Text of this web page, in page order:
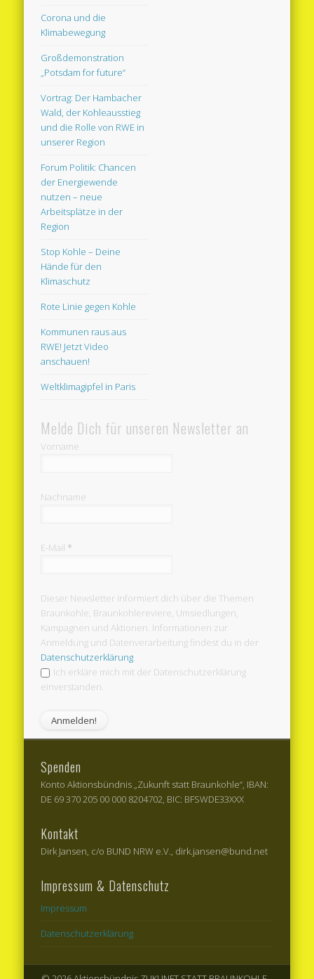
Corona und die
Klimabewegung
Großdemonstration
„Potsdam for future“
Vortrag: Der Hambacher
Wald, der Kohleausstieg
und die Rolle von RWE in
unserer Region
Forum Politik: Chancen
der Energiewende
nutzen – neue
Arbeitsplätze in der
Region
Stop Kohle – Deine
Hände für den
Klimaschutz
Rote Linie gegen Kohle
Kommunen raus aus
RWE! Jetzt Video
anschauen!
Weltklimagipfel in Paris
Melde Dich für unseren Newsletter an
Vorname
Nachname
E-Mail *
Dieser Newsletter informiert dich über die Themen
Braunkohle, Braunkohlereviere, Umsiedlungen,
Kampagnen und Aktionen. Informationen zur
Anmeldung und Datenverarbeitung findest du in der
Datenschutzerklärung.
Ich erkläre mich mit der Datenschutzerklärung
einverstanden.
Spenden
Konto Aktionsbündnis „Zukunft statt Braunkohle“, IBAN:
DE 69 370 205 00 000 8204702, BIC: BFSWDE33XXX
Kontakt
Dirk Jansen, c/o BUND NRW e.V., dirk.jansen@bund.net
Impressum & Datenschutz
Impressum
Datenschutzerklärung